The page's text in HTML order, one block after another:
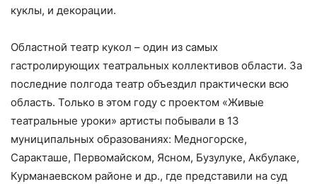
куклы, и декорации.
Областной театр кукол – один из самых
гастролирующих театральных коллективов области. За
последние полгода театр объездил практически всю
область. Только в этом году с проектом «Живые
театральные уроки» артисты побывали в 13
муниципальных образованиях: Медногорске,
Саракташе, Первомайском, Ясном, Бузулуке, Акбулаке,
Курманаевском районе и др., где представили на суд